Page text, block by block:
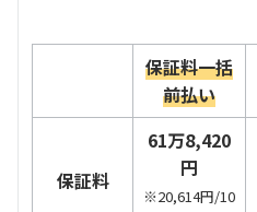
保証料一括
前払い
保証料
61万8,420
円
※20,614円/10